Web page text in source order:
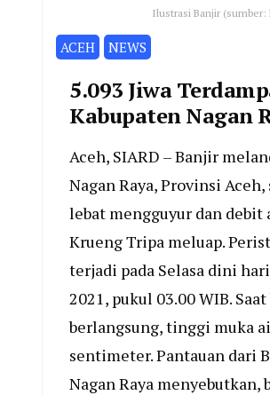
Ilustrasi Banjir (sumber:
ACEH NEWS
5.093 Jiwa
Kabupaten Nagan
Aceh, SIARD – Banjir
Nagan Raya, Provinsi
lebat mengguyur dan debit
Krueng Tripa meluap.
terjadi pada Selasa dini
2021, pukul 03.00 WIB.
berlangsung, tinggi muka
sentimeter. Pantauan dari
Nagan Raya menyebutkan,